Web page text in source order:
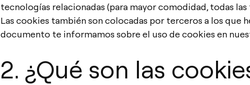
tecnologías relacionadas (para mayor comodidad, todas
Las cookies también son colocadas por terceros a los que
documento te informamos sobre el uso de cookies en
2. ¿Qué son las